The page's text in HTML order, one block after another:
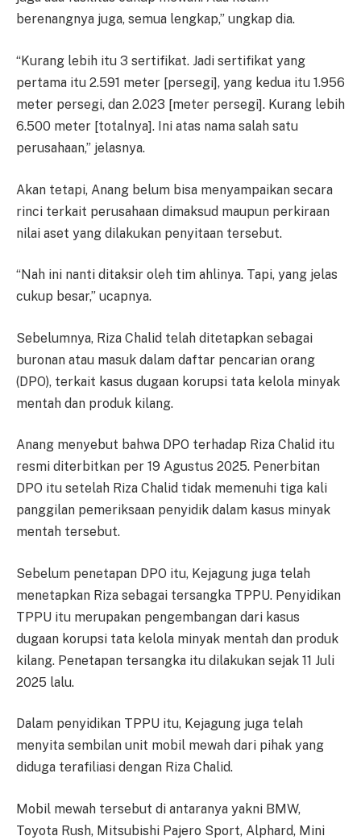
berenangnya juga, semua lengkap,” ungkap dia.
“Kurang lebih itu 3 sertifikat. Jadi sertifikat yang
pertama itu 2.591 meter [persegi], yang kedua itu 1.956
meter persegi, dan 2.023 [meter persegi]. Kurang lebih
6.500 meter [totalnya]. Ini atas nama salah satu
perusahaan,” jelasnya.
Akan tetapi, Anang belum bisa menyampaikan secara
rinci terkait perusahaan dimaksud maupun perkiraan
nilai aset yang dilakukan penyitaan tersebut.
“Nah ini nanti ditaksir oleh tim ahlinya. Tapi, yang jelas
cukup besar,” ucapnya.
Sebelumnya, Riza Chalid telah ditetapkan sebagai
buronan atau masuk dalam daftar pencarian orang
(DPO), terkait kasus dugaan korupsi tata kelola minyak
mentah dan produk kilang.
Anang menyebut bahwa DPO terhadap Riza Chalid itu
resmi diterbitkan per 19 Agustus 2025. Penerbitan
DPO itu setelah Riza Chalid tidak memenuhi tiga kali
panggilan pemeriksaan penyidik dalam kasus minyak
mentah tersebut.
Sebelum penetapan DPO itu, Kejagung juga telah
menetapkan Riza sebagai tersangka TPPU. Penyidikan
TPPU itu merupakan pengembangan dari kasus
dugaan korupsi tata kelola minyak mentah dan produk
kilang. Penetapan tersangka itu dilakukan sejak 11 Juli
2025 lalu.
Dalam penyidikan TPPU itu, Kejagung juga telah
menyita sembilan unit mobil mewah dari pihak yang
diduga terafiliasi dengan Riza Chalid.
Mobil mewah tersebut di antaranya yakni BMW,
Toyota Rush, Mitsubishi Pajero Sport, Alphard, Mini